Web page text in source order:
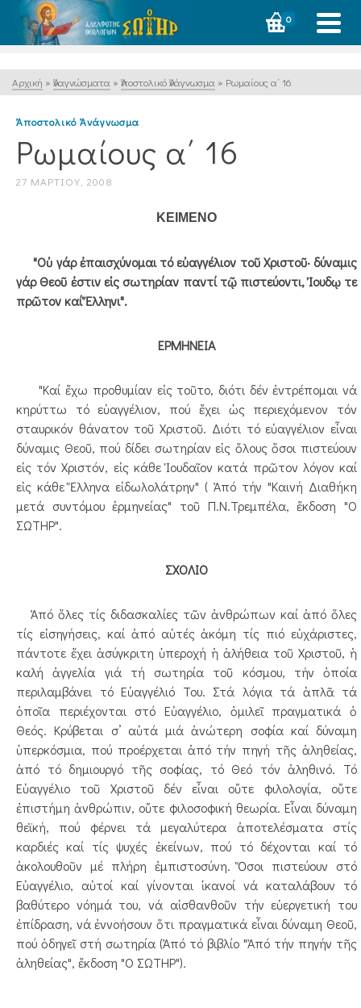
0
Αρχική » Ἀναγνώσματα » Ἀποστολικό Ἀνάγνωσμα » Ρωμαίους α΄ 16
Ἀποστολικό Ἀνάγνωσμα
Ρωμαίους α΄ 16
27 ΜΑΡΤΊΟΥ, 2008
ΚΕΙΜΕΝΟ
"Οὐ γάρ ἐπαισχύνομαι τό εὐαγγέλιον τοῦ Χριστοῦ· δύναμις
γάρ Θεοῦ ἐστιν εἰς σωτηρίαν παντί τῷ πιστεύοντι, Ἰουδῳ τε
πρῶτον καί Ἕλληνι".
ΕΡΜΗΝΕΙΑ
"Καί ἔχω προθυμίαν εἰς τοῦτο, διότι δέν ἐντρέπομαι νά
κηρύττω τό εὐαγγέλιον, πού ἔχει ὡς περιεχόμενον τόν
σταυρικόν θάνατον τοῦ Χριστοῦ. Διότι τό εὐαγγέλιον εἶναι
δύναμις Θεοῦ, πού δίδει σωτηρίαν εἰς ὅλους ὅσοι πιστεύουν
εἰς τόν Χριστόν, εἰς κάθε Ἰουδαῖον κατά πρῶτον λόγον καί
εἰς κάθε Ἕλληνα εἰδωλολάτρην" ( Ἀπό τήν "Καινή Διαθήκη
μετά συντόμου ἑρμηνείας" τοῦ Π.Ν.Τρεμπέλα, ἔκδοση "Ο
ΣΩΤΗΡ".
ΣΧΟΛΙΟ
Ἀπό ὅλες τίς διδασκαλίες τῶν ἀνθρώπων καί ἀπό ὅλες
τίς εἰσηγήσεις, καί ἀπό αὐτές ἀκόμη τίς πιό εὐχάριστες,
πάντοτε ἔχει ἀσύγκριτη ὑπεροχή ἡ ἀλήθεια τοῦ Χριστοῦ, ἡ
καλή ἀγγελία γιά τή σωτηρία τοῦ κόσμου, τήν ὁποία
περιλαμβάνει τό Εὐαγγέλιό Του. Στά λόγια τά ἁπλᾶ τά
ὁποῖα περιέχονται στό Εὐαγγέλιο, ὁμιλεῖ πραγματικά ὁ
Θεός. Κρύβεται σ’ αὐτά μιά ἀνώτερη σοφία καί δύναμη
ὑπερκόσμια, πού προέρχεται ἀπό τήν πηγή τῆς ἀληθείας,
ἀπό τό δημιουργό τῆς σοφίας, τό Θεό τόν ἀληθινό. Τό
Εὐαγγέλιο τοῦ Χριστοῦ δέν εἶναι οὔτε φιλολογία, οὔτε
ἐπιστήμη ἀνθρώπιν, οὔτε φιλοσοφική θεωρία. Εἶναι δύναμη
θεϊκή, πού φέρνει τά μεγαλύτερα ἀποτελέσματα στίς
καρδιές καί τίς ψυχές ἐκείνων, πού τό δέχονται καί τό
ἀκολουθοῦν μέ πλήρη ἐμπιστοσύνη. Ὅσοι πιστεύουν στό
Εὐαγγέλιο, αὐτοί καί γίνονται ἱκανοί νά καταλάβουν τό
βαθύτερο νόημά του, νά αἰσθανθοῦν τήν εὐεργετική του
ἐπίδραση, νά ἐννοήσουν ὅτι πραγματικά εἶναι δύναμη Θεοῦ,
πού ὁδηγεῖ στή σωτηρία (Ἀπό τό βιβλίο "Ἀπό τήν πηγήν τῆς
ἀληθείας", ἔκδοση "Ο ΣΩΤΗΡ").